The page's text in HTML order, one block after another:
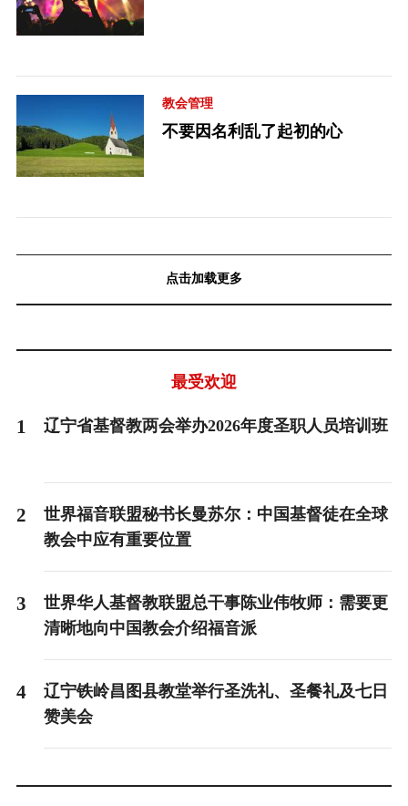
教会管理
不要因名利乱了起初的心
点击加载更多
最受欢迎
1 辽宁省基督教两会举办2026年度圣职人员培训班
2
世界福音联盟秘书长曼苏尔：中国基督徒在全球
教会中应有重要位置
3
世界华人基督教联盟总干事陈业伟牧师：需要更
清晰地向中国教会介绍福音派
4
辽宁铁岭昌图县教堂举行圣洗礼、圣餐礼及七日
赞美会